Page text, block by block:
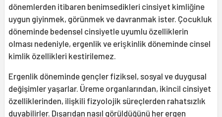
dönemlerden itibaren benimsedikleri cinsiyet kimliğine
uygun giyinmek, görünmek ve davranmak ister. Çocukluk
döneminde bedensel cinsiyetle uyumlu özelliklerin
olması nedeniyle, ergenlik ve erişkinlik döneminde cinsel
kimlik özellikleri kestirilemez.
Ergenlik döneminde gençler fiziksel, sosyal ve duygusal
değişimler yaşarlar. Üreme organlarından, ikincil cinsiyet
özelliklerinden, ilişkili fizyolojik süreçlerden rahatsızlık
duyabilirler. Dışarıdan nasıl görüldüğünü her ergen